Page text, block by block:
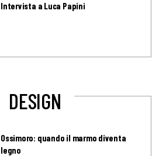
Intervista a Luca Papini
DESIGN
Ossimoro: quando il marmo diventa
legno